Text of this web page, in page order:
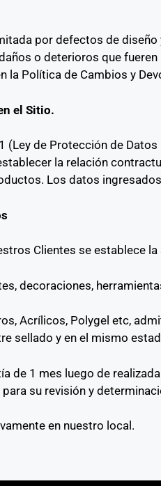
por defectos de
o deterioros que
la Política de Cambios y
el Sitio.
(Ley de Protección de
la relación
Los datos
Clientes se establece
decoraciones,
Acrílicos, Polygel etc,
sellado y en el mismo
de 1 mes luego de
su revisión y
en nuestro local.